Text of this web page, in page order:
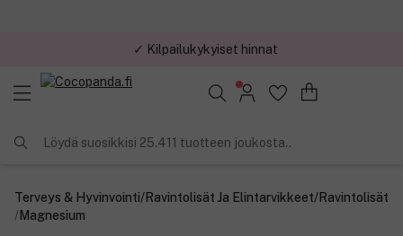
✓ Kilpailukykyiset hinnat
Löydä suosikkisi 25.411 tuotteen joukosta..
Terveys & Hyvinvointi/Ravintolisät Ja Elintarvikkeet/Ravintolisät
/Magnesium